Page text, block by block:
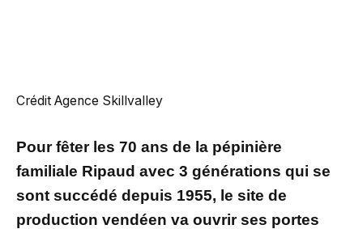
Crédit Agence Skillvalley
Pour fêter les 70 ans de la pépinière
familiale Ripaud avec 3 générations qui se
sont succédé depuis 1955, le site de
production vendéen va ouvrir ses portes